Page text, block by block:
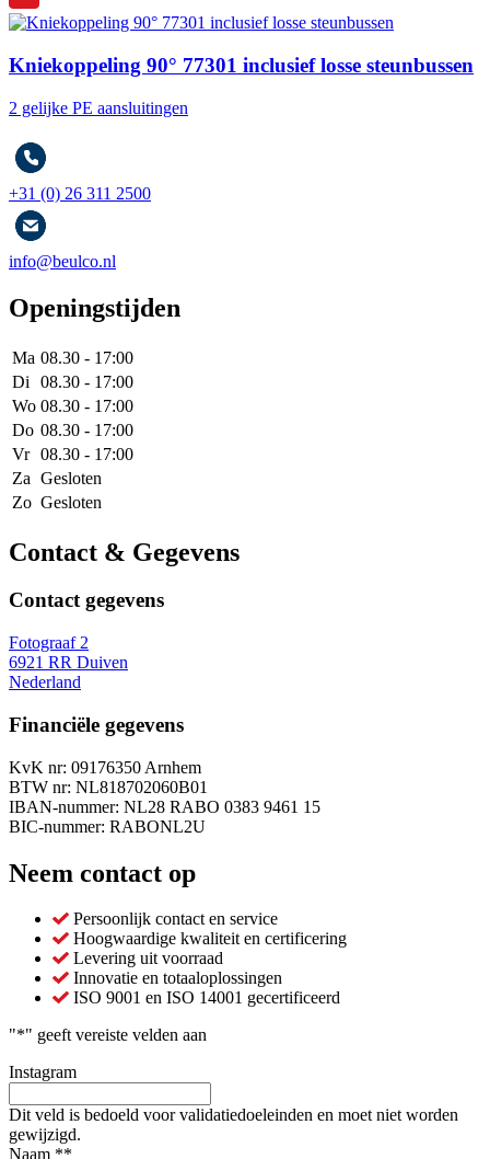
Kniekoppeling 90° 77301 inclusief losse steunbussen
2 gelijke PE aansluitingen
+31 (0) 26 311 2500
info@beulco.nl
Openingstijden
Ma 08.30 - 17:00
Di
08.30 - 17:00
Wo 08.30 - 17:00
Do 08.30 - 17:00
Vr 08.30 - 17:00
Za Gesloten
Zo Gesloten
Contact & Gegevens
Contact gegevens
Fotograaf 2
6921 RR Duiven
Nederland
Financiële gegevens
KvK nr: 09176350 Arnhem
BTW nr: NL818702060B01
IBAN-nummer: NL28 RABO 0383 9461 15
BIC-nummer: RABONL2U
Neem contact op
Persoonlijk contact en service
Hoogwaardige kwaliteit en certificering
Levering uit voorraad
Innovatie en totaaloplossingen
ISO 9001 en ISO 14001 gecertificeerd
"*" geeft vereiste velden aan
Instagram
Dit veld is bedoeld voor validatiedoeleinden en moet niet worden
gewijzigd.
Naam **